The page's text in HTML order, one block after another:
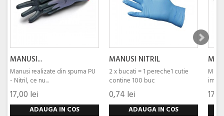
MANUSI...
Manusi realizate din spuma PU
- Nitril, ce nu...
17,00 lei
ADAUGA IN COS
MANUSI NITRIL
2 x bucati = 1 pereche1 cutie
contine 100 buc
0,74 lei
ADAUGA IN COS